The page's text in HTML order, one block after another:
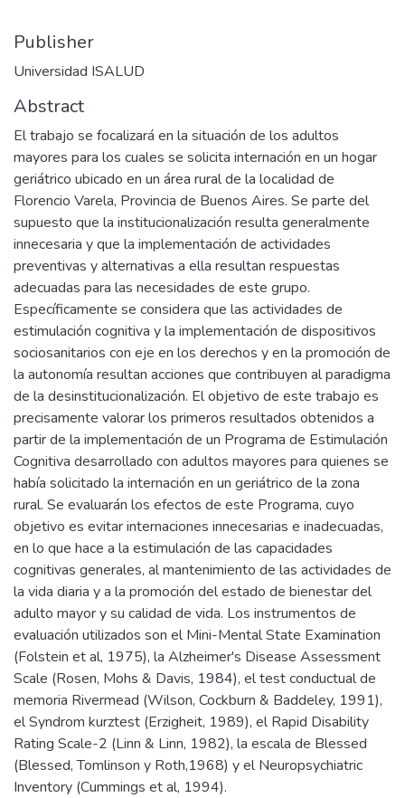
Publisher
Universidad ISALUD
Abstract
El trabajo se focalizará en la situación de los adultos
mayores para los cuales se solicita internación en un hogar
geriátrico ubicado en un área rural de la localidad de
Florencio Varela, Provincia de Buenos Aires. Se parte del
supuesto que la institucionalización resulta generalmente
innecesaria y que la implementación de actividades
preventivas y alternativas a ella resultan respuestas
adecuadas para las necesidades de este grupo.
Específicamente se considera que las actividades de
estimulación cognitiva y la implementación de dispositivos
sociosanitarios con eje en los derechos y en la promoción de
la autonomía resultan acciones que contribuyen al paradigma
de la desinstitucionalización. El objetivo de este trabajo es
precisamente valorar los primeros resultados obtenidos a
partir de la implementación de un Programa de Estimulación
Cognitiva desarrollado con adultos mayores para quienes se
había solicitado la internación en un geriátrico de la zona
rural. Se evaluarán los efectos de este Programa, cuyo
objetivo es evitar internaciones innecesarias e inadecuadas,
en lo que hace a la estimulación de las capacidades
cognitivas generales, al mantenimiento de las actividades de
la vida diaria y a la promoción del estado de bienestar del
adulto mayor y su calidad de vida. Los instrumentos de
evaluación utilizados son el Mini-Mental State Examination
(Folstein et al, 1975), la Alzheimer's Disease Assessment
Scale (Rosen, Mohs & Davis, 1984), el test conductual de
memoria Rivermead (Wilson, Cockburn & Baddeley, 1991),
el Syndrom kurztest (Erzigheit, 1989), el Rapid Disability
Rating Scale-2 (Linn & Linn, 1982), la escala de Blessed
(Blessed, Tomlinson y Roth,1968) y el Neuropsychiatric
Inventory (Cummings et al, 1994).